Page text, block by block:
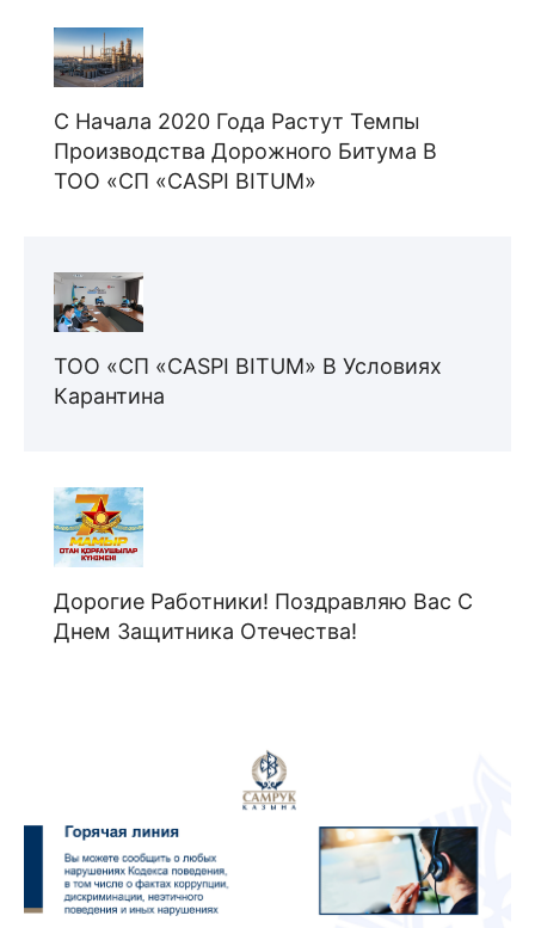
С Начала 2020 Года Растут Темпы
Производства Дорожного Битума В
ТОО «СП «CASPI BITUM»
ТОО «СП «CASPI BITUM» В Условиях
Карантина
Дорогие Работники! Поздравляю Вас С
Днем Защитника Отечества!